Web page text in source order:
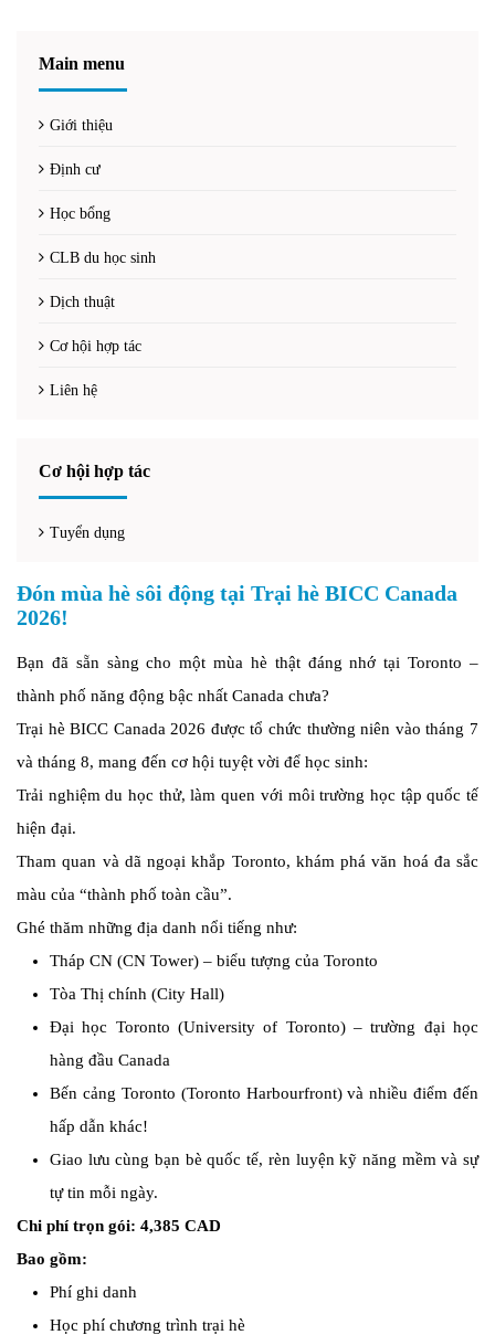
Main menu
Giới thiệu
Định cư
Học bổng
CLB du học sinh
Dịch thuật
Cơ hội hợp tác
Liên hệ
Cơ hội hợp tác
Tuyển dụng
Đón mùa hè sôi động tại Trại hè BICC Canada
2026!
Bạn đã sẵn sàng cho một mùa hè thật đáng nhớ tại Toronto –
thành phố năng động bậc nhất Canada chưa?
Trại hè BICC Canada 2026 được tổ chức thường niên vào tháng 7
và tháng 8, mang đến cơ hội tuyệt vời để học sinh:
Trải nghiệm du học thử, làm quen với môi trường học tập quốc tế
hiện đại.
Tham quan và dã ngoại khắp Toronto, khám phá văn hoá đa sắc
màu của “thành phố toàn cầu”.
Ghé thăm những địa danh nổi tiếng như:
Tháp CN (CN Tower) – biểu tượng của Toronto
Tòa Thị chính (City Hall)
Đại học Toronto (University of Toronto) – trường đại học
hàng đầu Canada
Bến cảng Toronto (Toronto Harbourfront) và nhiều điểm đến
hấp dẫn khác!
Giao lưu cùng bạn bè quốc tế, rèn luyện kỹ năng mềm và sự
tự tin mỗi ngày.
Chi phí trọn gói: 4,385 CAD
Bao gồm:
Phí ghi danh
Học phí chương trình trại hè